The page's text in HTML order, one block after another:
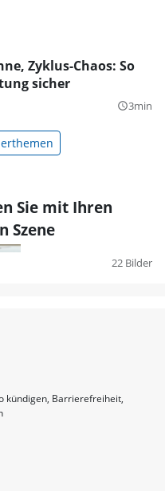
Zyklus-Chaos: So
sicher
query_builder3min
Sie mit Ihren
Szene
22 Bilder
kündigen Barrierefreiheit